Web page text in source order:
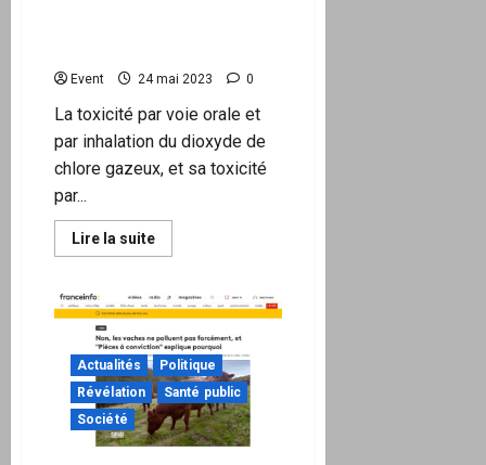
de
Event 24 mai 2023 0
La toxicité par voie orale et
par inhalation du dioxyde de
chlore gazeux, et sa toxicité
par...
Lire la suiteEn
savoir
Utilisation
du
de
chlore
(ClO2) CDS
Actualités
Politique
Révélation
Santé public
Société